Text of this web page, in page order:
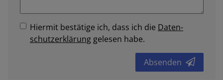
Hiermit bestätige ich, dass ich die Daten­
schutz­erklärung gelesen habe.
Absenden